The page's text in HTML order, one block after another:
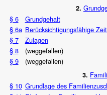
2.
§ 6
Grundgehalt
§ 6a Berücksichtigungsfähige
§ 7
Zulagen
§ 8
(weggefallen)
§ 9
(weggefallen)
3.
§ 10 Grundlage des